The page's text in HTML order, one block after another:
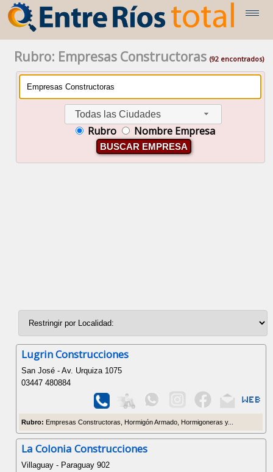
Rubro: Empresas Constructoras(92 encontrados)
Todas las Ciudades
Rubro Nombre Empresa
BUSCAR EMPRESA
Lugrin Construcciones
San José - Av. Urquiza 1075
03447 480884
Rubro: Empresas Constructoras, Hormigón Armado, Hormigoneras y...
La Colonia Construcciones
Villaguay - Paraguay 902